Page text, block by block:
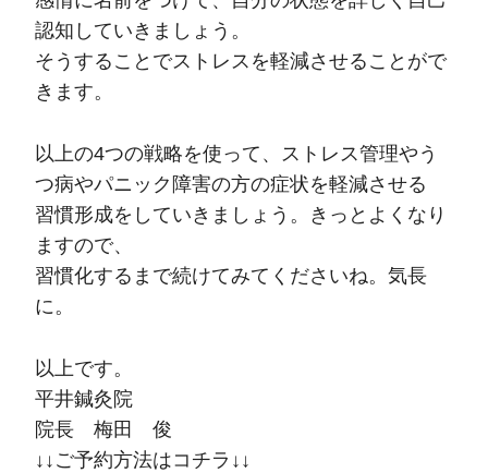
認知していきましょう。
そうすることでストレスを軽減させることがで
きます。
以上の4つの戦略を使って、ストレス管理やう
つ病やパニック障害の方の症状を軽減させる
習慣形成をしていきましょう。きっとよくなり
ますので、
習慣化するまで続けてみてくださいね。気長
に。
以上です。
平井鍼灸院
院長 梅田 俊
↓↓ご予約方法はコチラ↓↓